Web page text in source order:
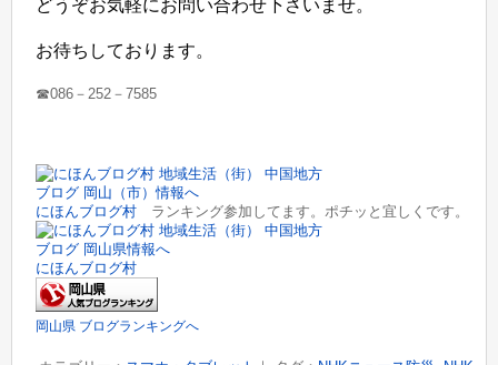
どうぞお気軽にお問い合わせ下さいませ。
お待ちしております。
☎086－252－7585
にほんブログ村 ランキング参加してます。ポチッと宜しくです。
にほんブログ村
岡山県 ブログランキングへ